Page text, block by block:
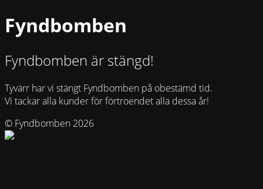
Fyndbomben
Fyndbomben är stängd!
Tyvärr har vi stängt Fyndbomben på obestämd tid.
Vi tackar alla kunder för förtroendet alla dessa år!
© Fyndbomben 2026